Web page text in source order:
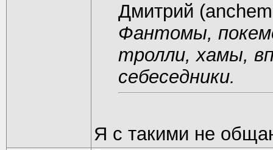
Дмитрий
Фантомы,
тролли, хамы,
себеседники.
Я с такими не